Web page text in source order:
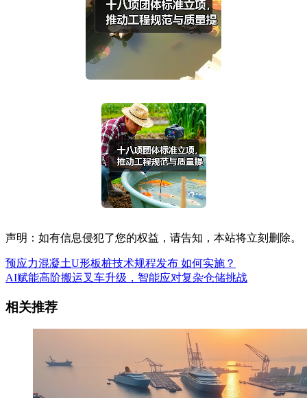
声明：如有信息侵犯了您的权益，请告知，本站将立刻删除。
预应力混凝土U形板桩技术规程发布 如何实施？
AI赋能高阶搬运叉车升级，智能应对复杂仓储挑战
相关推荐